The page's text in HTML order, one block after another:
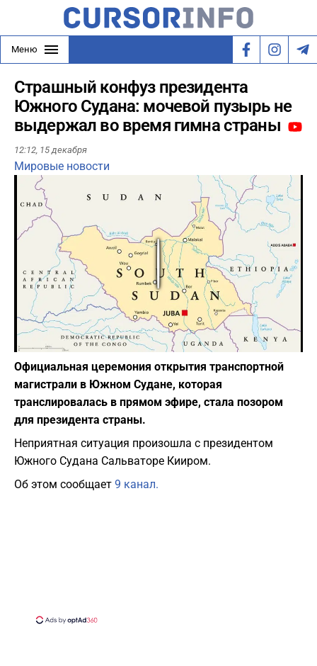
Меню
Страшный конфуз президента
Южного Судана: мочевой пузырь не
выдержал во время гимна страны
12:12, 15 декабря
Мировые новости
Play
Фото: depositphotos.com
Официальная церемония открытия транспортной
магистрали в Южном Судане, которая
транслировалась в прямом эфире, стала позором
для президента страны.
Неприятная ситуация произошла с президентом
Южного Судана Сальваторе Кииром.
Об этом сообщает 9 канал.